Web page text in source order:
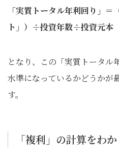
「実質トータル年利回り」
ト」）÷投資年数÷投資元本
となり、この「実質トータル
水準になっているかどうかが
す。
「複利」の計算をわ